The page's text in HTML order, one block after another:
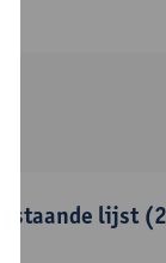
lijst